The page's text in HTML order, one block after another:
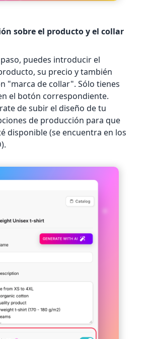
sobre el producto y el collar
puedes introducir el
su precio y también
"marca de collar". Sólo tienes
el botón correspondiente.
de subir el diseño de tu
de producción para que
disponible (se encuentra en los